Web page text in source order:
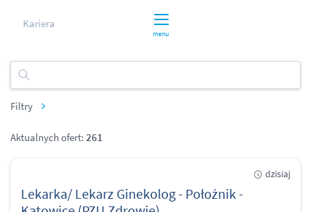
menu
Kariera
Filtry
Aktualnych ofert: 261
Lekarka/ Lekarz Ginekolog - Położnik -
dzisiaj